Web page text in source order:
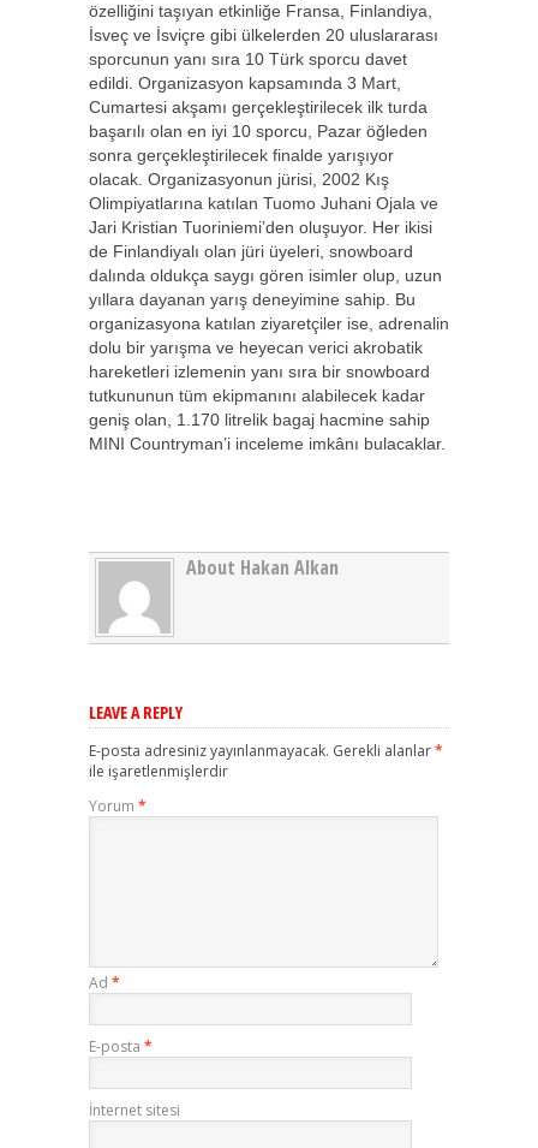
özelliğini taşıyan etkinliğe Fransa, Finlandiya,
İsveç ve İsviçre gibi ülkelerden 20 uluslararası
sporcunun yanı sıra 10 Türk sporcu davet
edildi. Organizasyon kapsamında 3 Mart,
Cumartesi akşamı gerçekleştirilecek ilk turda
başarılı olan en iyi 10 sporcu, Pazar öğleden
sonra gerçekleştirilecek finalde yarışıyor
olacak. Organizasyonun jürisi, 2002 Kış
Olimpiyatlarına katılan Tuomo Juhani Ojala ve
Jari Kristian Tuoriniemi’den oluşuyor. Her ikisi
de Finlandiyalı olan jüri üyeleri, snowboard
dalında oldukça saygı gören isimler olup, uzun
yıllara dayanan yarış deneyimine sahip. Bu
organizasyona katılan ziyaretçiler ise, adrenalin
dolu bir yarışma ve heyecan verici akrobatik
hareketleri izlemenin yanı sıra bir snowboard
tutkununun tüm ekipmanını alabilecek kadar
geniş olan, 1.170 litrelik bagaj hacmine sahip
MINI Countryman’i inceleme imkânı bulacaklar.
About Hakan Alkan
LEAVE A REPLY
E-posta adresiniz yayınlanmayacak. Gerekli alanlar*
ile işaretlenmişlerdir
Yorum *
Ad *
E-posta *
İnternet sitesi